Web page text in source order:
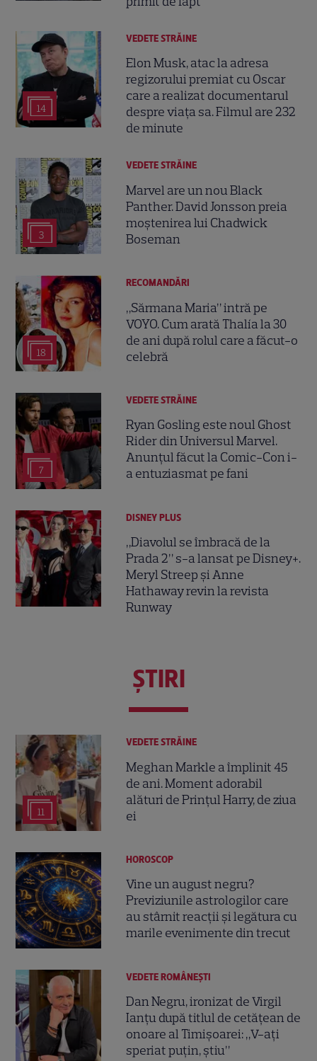
14
VEDETE STRĂINE
Elon Musk, atac la adresa
regizorului premiat cu Oscar
care a realizat documentarul
despre viața sa. Filmul are 232
de minute
3
VEDETE STRĂINE
Marvel are un nou Black
Panther. David Jonsson preia
moștenirea lui Chadwick
Boseman
18
RECOMANDĂRI
„Sărmana Maria” intră pe
VOYO. Cum arată Thalía la 30
de ani după rolul care a făcut-o
celebră
7
VEDETE STRĂINE
Ryan Gosling este noul Ghost
Rider din Universul Marvel.
Anunțul făcut la Comic-Con i-
a entuziasmat pe fani
DISNEY PLUS
„Diavolul se îmbracă de la
Prada 2” s-a lansat pe Disney+.
Meryl Streep și Anne
Hathaway revin la revista
Runway
ŞTIRI
11
VEDETE STRĂINE
Meghan Markle a împlinit 45
de ani. Moment adorabil
alături de Prințul Harry, de ziua
ei
HOROSCOP
Vine un august negru?
Previziunile astrologilor care
au stârnit reacții și legătura cu
marile evenimente din trecut
VEDETE ROMÂNEŞTI
Dan Negru, ironizat de Virgil
Ianțu după titlul de cetățean de
onoare al Timișoarei: „V-ați
speriat puțin, știu”